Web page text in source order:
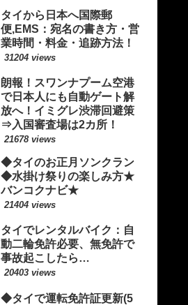
タイから日本へ国際郵
便,EMS：宛名の書き方・営
業時間・料金・追跡方法！
31204 views
朗報！スワンナプーム空港
で日本人にも自動ゲート解
放へ！イミグレ渋滞回避策
⇒入国審査場は2カ所！
21678 views
◆タイのお正月ソンクラン
◆水掛け祭りの楽しみ方★
バンコクナビ★
21404 views
タイでレンタルバイク：自
動二輪免許必要、無免許で
事故起こしたら…
20403 views
◆タイで運転免許証更新(5